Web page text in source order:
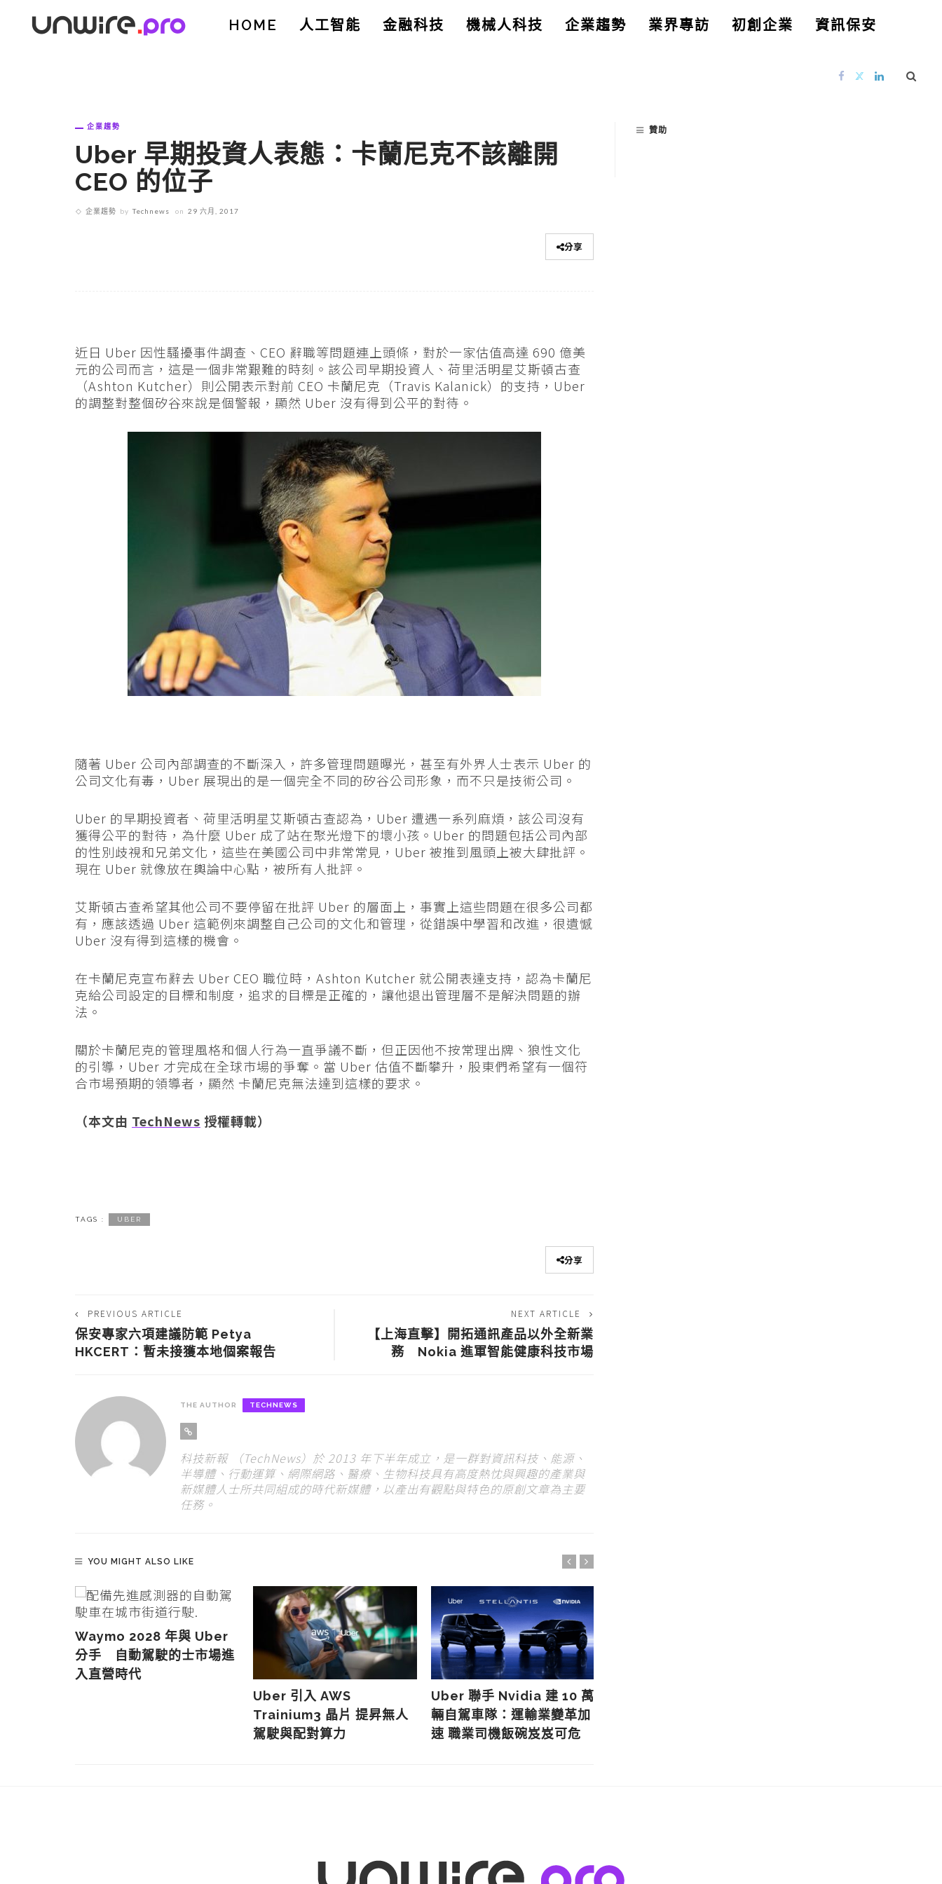
HOME 人工智能 金融科技 機械人科技 企業趨勢 業界專訪 初創企業 資訊保安
企業趨勢
Uber 早期投資人表態：卡蘭尼克不該離開
CEO 的位子
企業趨勢 by Technews on 29 六月, 2017
分享
近日 Uber 因性騷擾事件調查、CEO 辭職等問題連上頭條，對於一家估值高達 690 億美
元的公司而言，這是一個非常艱難的時刻。該公司早期投資人、荷里活明星艾斯頓古查
（Ashton Kutcher）則公開表示對前 CEO 卡蘭尼克（Travis Kalanick）的支持，Uber
的調整對整個矽谷來說是個警報，顯然 Uber 沒有得到公平的對待。
隨著 Uber 公司內部調查的不斷深入，許多管理問題曝光，甚至有外界人士表示 Uber 的
公司文化有毒，Uber 展現出的是一個完全不同的矽谷公司形象，而不只是技術公司。
Uber 的早期投資者、荷里活明星艾斯頓古查認為，Uber 遭遇一系列麻煩，該公司沒有
獲得公平的對待，為什麼 Uber 成了站在聚光燈下的壞小孩。Uber 的問題包括公司內部
的性別歧視和兄弟文化，這些在美國公司中非常常見，Uber 被推到風頭上被大肆批評。
現在 Uber 就像放在輿論中心點，被所有人批評。
艾斯頓古查希望其他公司不要停留在批評 Uber 的層面上，事實上這些問題在很多公司都
有，應該透過 Uber 這範例來調整自己公司的文化和管理，從錯誤中學習和改進，很遺憾
Uber 沒有得到這樣的機會。
在卡蘭尼克宣布辭去 Uber CEO 職位時，Ashton Kutcher 就公開表達支持，認為卡蘭尼
克給公司設定的目標和制度，追求的目標是正確的，讓他退出管理層不是解決問題的辦
法。
關於卡蘭尼克的管理風格和個人行為一直爭議不斷，但正因他不按常理出牌、狼性文化
的引導，Uber 才完成在全球市場的爭奪。當 Uber 估值不斷攀升，股東們希望有一個符
合市場預期的領導者，顯然 卡蘭尼克無法達到這樣的要求。
（本文由 TechNews 授權轉載）
TAGS : UBER
分享
PREVIOUS ARTICLE
保安專家六項建議防範 Petya
HKCERT：暫未接獲本地個案報告
NEXT ARTICLE
【上海直擊】開拓通訊產品以外全新業
務 Nokia 進軍智能健康科技市場
THE AUTHOR TECHNEWS
科技新報 （TechNews）於 2013 年下半年成立，是一群對資訊科技、能源、
半導體、行動運算、網際網路、醫療、生物科技具有高度熱忱與興趣的產業與
新媒體人士所共同組成的時代新媒體，以產出有觀點與特色的原創文章為主要
任務。
YOU MIGHT ALSO LIKE
Waymo 2028 年與 Uber
分手 自動駕駛的士市場進
入直營時代
Uber 引入 AWS
Trainium3 晶片 提昇無人
駕駛與配對算力
Uber 聯手 Nvidia 建 10 萬
輛自駕車隊：運輸業變革加
速 職業司機飯碗岌岌可危
贊助